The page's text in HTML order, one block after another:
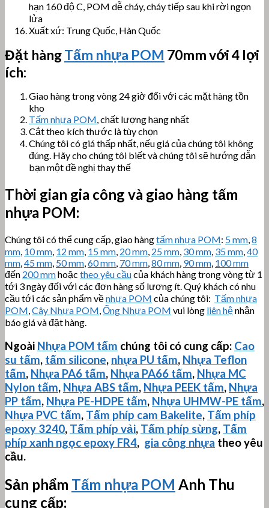
hạn 160 độ C, POM dễ cháy, cháy tiếp sau khi rời ngọn
lửa
Xuất xứ: Trung Quốc, Hàn Quốc
Đặt hàngTấm nhựa POM 70mm với 4 lợi
ích:
Giao hàng trong vòng 24 giờ đối với các mặt hàng tồn
kho
Tấm nhựa POM , chất lượng hạng nhất
Cắt theo kích thước là tùy chọn
Chúng tôi có giá thấp nhất, nếu giá của chúng tôi không
đúng. Hãy cho chúng tôi biết và chúng tôi sẽ hướng dẫn
bạn một đề nghị thay thế
Thời gian gia công và giao hàng tấm
nhựa POM:
Chúng tôi có thể cung cấp, giao hàngtấm nhựa POM: 5 mm 8
mm 10 mm 12 mm 15 mm 20 mm 25 mm 30 mm 35 mm 40
mm 45 mm 50 mm 60 mm 70 mm 80 mm 90 mm 100 mm
đến 200 mmhoặc theo yêu cầucủa khách hàng trong vòng từ 1
tới 3 ngày đối với các đơn hàng số lượng ít. Quý khách có nhu
cầu tới các sản phẩm vềnhựa POM của chúng tôi: Tấm nhựa
POM Cây Nhựa POM Ống Nhựa POM vui lòng liên hệnhận
báo giá và đặt hàng.
Ngoài Nhựa POM tấm chúng tôi có cung cấp: Cao
su tấm, tấm silicone, nhựa PU tấm, Nhựa Teflon
tấm, Nhựa PA6 tấm, Nhựa PA66 tấm, Nhựa MC
Nylon tấm, Nhựa ABS tấm, Nhựa PEEK tấm, Nhựa
PP tấm, Nhựa PE-HDPE tấm, Nhựa UHMW-PE tấm,
Nhựa PVC tấm, Tấm phíp cam Bakelite, Tấm phíp
epoxy 3240, Tấm phíp vải, Tấm phíp sừng, Tấm
phíp xanh ngọc epoxy FR4, gia công nhựa theo yêu
cầu.
Sản phẩm Tấm nhựa POM Anh Thu
cung cấp: